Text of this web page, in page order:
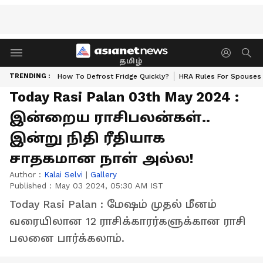
தமிழ்
TRENDING : How To Defrost Fridge Quickly? HRA Rules For Spouses
Today Rasi Palan 03th May 2024 :
இன்றைய ராசிபலன்கள்..
இன்று நிதி ரீதியாக
சாதகமான நாள் அல்ல!
Author : Kalai Selvi | Gallery
Published : May 03 2024, 05:30 AM IST
Today Rasi Palan : மேஷம் முதல் மீனம்
வரையிலான 12 ராசிக்காரர்களுக்கான ராசி
பலனை பார்க்கலாம்.